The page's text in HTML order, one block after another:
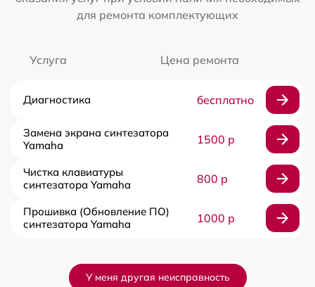
для ремонта комплектующих
Услуга Цена ремонта
Диагностика бесплатно
Замена экрана синтезатора
Yamaha
1500 р
Чистка клавиатуры
синтезатора Yamaha
800 р
Прошивка (Обновление ПО)
синтезатора Yamaha
1000 р
У меня другая неисправность